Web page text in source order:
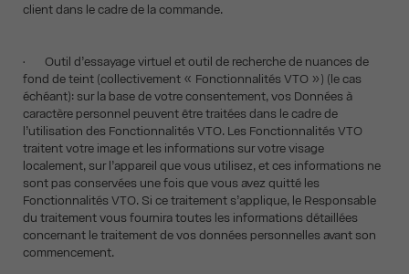
client dans le cadre de la commande.
• Outil d’essayage virtuel et outil de recherche de nuances de
fond de teint (collectivement « Fonctionnalités VTO ») (le cas
échéant): sur la base de votre consentement, vos Données à
caractère personnel peuvent être traitées dans le cadre de
l’utilisation des Fonctionnalités VTO. Les Fonctionnalités VTO
traitent votre image et les informations sur votre visage
localement, sur l’appareil que vous utilisez, et ces informations ne
sont pas conservées une fois que vous avez quitté les
Fonctionnalités VTO. Si ce traitement s’applique, le Responsable
du traitement vous fournira toutes les informations détaillées
concernant le traitement de vos données personnelles avant son
commencement.